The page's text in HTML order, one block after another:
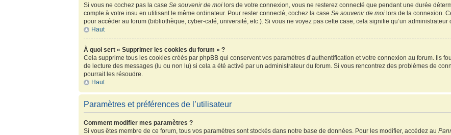
Si vous ne cochez pas la caseSe souvenir de moi lors de votre connexion, vous ne resterez connecté que pendant une durée
compte à votre insu en utilisant le même ordinateur. Pour rester connecté, cochez la caseSe souvenir de moi lors de la connexion.
pour accéder au forum (bibliothèque, cyber-café, université, etc.). Si vous ne voyez pas cette case, cela signifie qu’un
Haut
À quoi sert « Supprimer les cookies du forum » ?
Cela supprime tous les cookies créés par phpBB qui conservent vos paramètres d’authentification et votre connexion au forum. Ils
de lecture des messages (lu ou non lu) si cela a été activé par un administrateur du forum. Si vous rencontrez des problèmes de
pourrait les résoudre.
Haut
Paramètres et préférences de l’utilisateur
Comment modifier mes paramètres ?
Si vous êtes membre de ce forum, tous vos paramètres sont stockés dans notre base de données. Pour les modifier, accédez au